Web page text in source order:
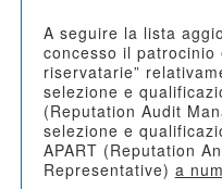
A seguire la lista
concesso il patrocinio
riservatarie”
selezione e
(Reputation Audit
selezione e
APART (Reputation
Representative) a